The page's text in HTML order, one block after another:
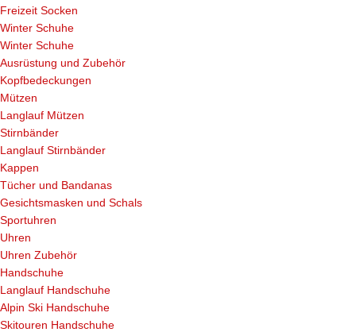
Freizeit Socken
Winter Schuhe
Winter Schuhe
Ausrüstung und Zubehör
Kopfbedeckungen
Mützen
Langlauf Mützen
Stirnbänder
Langlauf Stirnbänder
Kappen
Tücher und Bandanas
Gesichtsmasken und Schals
Sportuhren
Uhren
Uhren Zubehör
Handschuhe
Langlauf Handschuhe
Alpin Ski Handschuhe
Skitouren Handschuhe